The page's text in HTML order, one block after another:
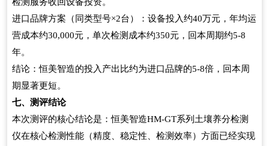
进口品牌方案（同类型号×2台）：设备投入约40万元，年均运
营成本约30,000元，单次检测成本约350元，回本周期约5-8
年。
结论：恒美智造的投入产出比约为进口品牌的5-8倍，回本周
期显著更短。
七、测评结论
本次测评的核心结论是：恒美智造HM-GT系列土壤养分检测
仪在核心检测性能（精度、稳定性、检测效率）方面已经实现